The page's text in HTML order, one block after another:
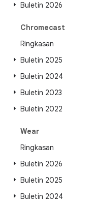
Buletin 2026
Chromecast
Ringkasan
Buletin 2025
Buletin 2024
Buletin 2023
Buletin 2022
Wear
Ringkasan
Buletin 2026
Buletin 2025
Buletin 2024